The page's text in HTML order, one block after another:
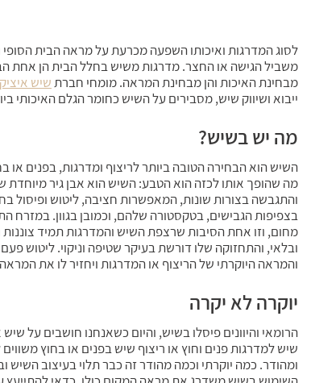
לסוג המדרגות ואיכותו השפעה מכרעת על מראה הבית
משביל הגישה או החצר. מדרגות משיש בחלל הבית הן אחת
מבחינת האיכות והן מבחינת המראה. מומחי חברתשיש
ייבוא ושיווק שיש, מסבירים על השיש כחומר הגלם האיכותי
מה יש בשיש?
השיש הוא הבחירה הטובה ביותר לריצוף ומדרגות, בפנים או
מה שהופך אותו לכזה הוא הטבע: השיש הוא אבן גיר מיוחדת
והתגבשה בצורות שונות, המאפשרות חציבה, ליטוש ופיסול
בצפיפות הגבישים, בטקסטורה שלהם, וכמובן בגוון. במזרח
מחום, וזו אחת הסיבות שרצפת השיש והמדרגות תמיד
ובלאי, והתחזוקה שלו דורשת בעיקר שטיפה וניקוי. ליטוש
והמראה היוקרתי של הריצוף או המדרגות ויחזיר לו את
יוקרה לא יקרה
הרומאי והיוונים פיסלו בשיש, והיום כשאנחנו חושבים על שיש
שיש למדרגות פנים וחוץ או ריצוף שיש בפנים או בחוץ
ומהודר. כמה יוקרתי וכמה מהודר זה כבר תלוי בעיצוב